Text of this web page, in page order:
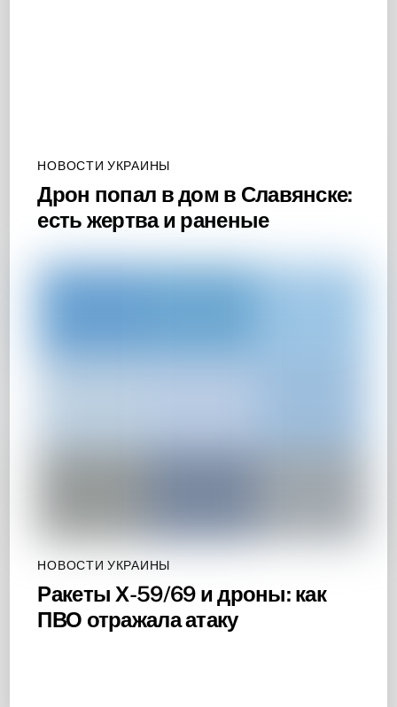
НОВОСТИ УКРАИНЫ
Дрон попал в дом в Славянске:
есть жертва и раненые
НОВОСТИ УКРАИНЫ
Ракеты Х-59/69 и дроны: как
ПВО отражала атаку